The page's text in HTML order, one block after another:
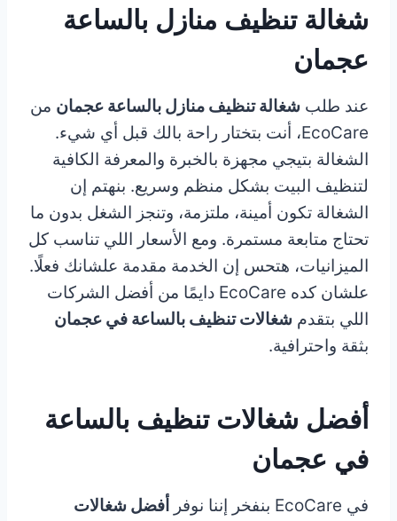
شغالة تنظيف منازل بالساعة
عجمان
عند طلب شغالة تنظيف منازل بالساعة عجمان من
EcoCare، أنت بتختار راحة بالك قبل أي شيء.
الشغالة بتيجي مجهزة بالخبرة والمعرفة الكافية
لتنظيف البيت بشكل منظم وسريع. بنهتم إن
الشغالة تكون أمينة، ملتزمة، وتنجز الشغل بدون ما
تحتاج متابعة مستمرة. ومع الأسعار اللي تناسب كل
الميزانيات، هتحس إن الخدمة مقدمة علشانك فعلًا.
علشان كده EcoCare دايمًا من أفضل الشركات
اللي بتقدم شغالات تنظيف بالساعة في عجمان
بثقة واحترافية.
أفضل شغالات تنظيف بالساعة
في عجمان
في EcoCare بنفخر إننا نوفر
أفضل شغالات